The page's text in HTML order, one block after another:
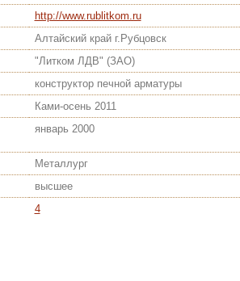
http://www.rublitkom.ru
Алтайский край г.Рубцовск
"Литком ЛДВ" (ЗАО)
конструктор печной арматуры
Ками-осень 2011
январь 2000
Металлург
высшее
4